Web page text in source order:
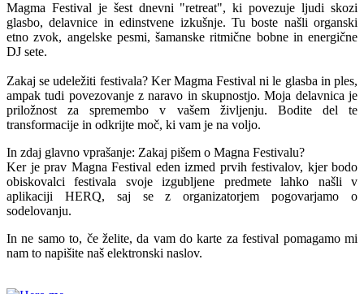
Magma Festival je šest dnevni "retreat", ki povezuje ljudi skozi
glasbo, delavnice in edinstvene izkušnje. Tu boste našli organski
etno zvok, angelske pesmi, šamanske ritmične bobne in energične
DJ sete.
Zakaj se udeležiti festivala? Ker Magma Festival ni le glasba in ples,
ampak tudi povezovanje z naravo in skupnostjo. Moja delavnica je
priložnost za spremembo v vašem življenju. Bodite del te
transformacije in odkrijte moč, ki vam je na voljo.
In zdaj glavno vprašanje: Zakaj pišem o Magna Festivalu?
Ker je prav Magna Festival eden izmed prvih festivalov, kjer bodo
obiskovalci festivala svoje izgubljene predmete lahko našli v
aplikaciji HERQ, saj se z organizatorjem pogovarjamo o
sodelovanju.
In ne samo to, če želite, da vam do karte za festival pomagamo mi
nam to napišite naš elektronski naslov.